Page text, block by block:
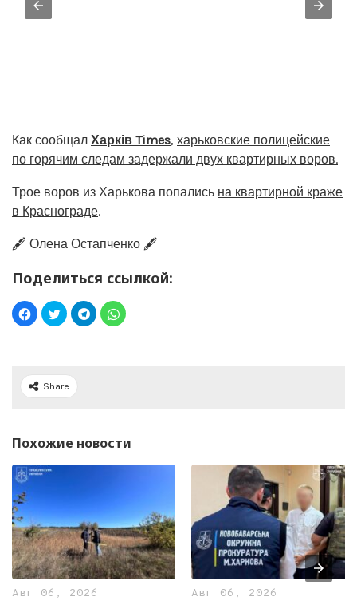
Как сообщал Харків Times, харьковские полицейские
по горячим следам задержали двух квартирных воров.
Трое воров из Харькова попались на квартирной краже
в Краснограде.
🖋️ Олена Остапченко 🖋️
Поделиться ссылкой:
Share
Похожие новости
Авг 06, 2026 Авг 06, 2026